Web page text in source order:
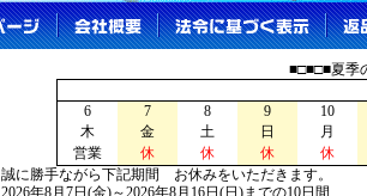
■□■□■夏季
6 7 8 9
10
木
金 土 日
月
営業
休 休 休
休
誠に勝手ながら下記期間 お休みをいただきます。
2026年8月7日(金)～2026年8月16日(日)までの10日間